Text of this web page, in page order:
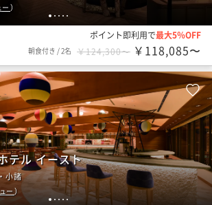
1 2 3 4 5
）
ポイント即利用で最大5％OFF
朝食付き /2名 ￥124,300〜 ￥118,085〜
1 2 3 4 5
テル イースト
小諸
ー）